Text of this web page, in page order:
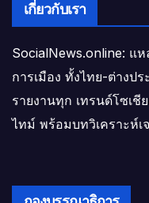
เกี่ยวกับเรา
SocialNews.online: แ
การเมือง ทั้งไทย-ต่างปร
รายงานทุก เทรนด์โซเชี
ไทม์ พร้อมบทวิเคราะห์เ